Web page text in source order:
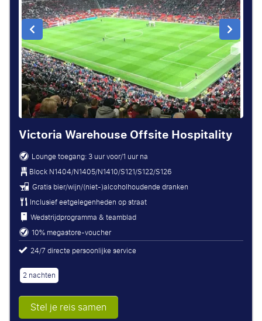
Victoria Warehouse Offsite Hospitality
Lounge toegang: 3 uur voor/1 uur na
BlockN1404/N1405/N1410/S121/S122/S126
Gratis bier/wijn/(niet-)alcoholhoudende dranken
Inclusief eetgelegenheden op straat
Wedstrijdprogramma & teamblad
10% megastore-voucher
24/7 directe persoonlijke service
2 nachten
Stel je reis samen